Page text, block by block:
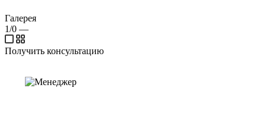
Галерея
1/0 —
Получить консультацию